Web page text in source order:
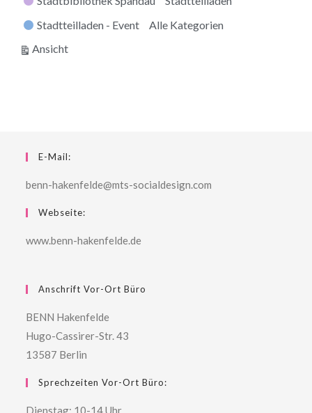
Stadtteilladen - Event
Alle Kategorien
Ansichtausdrucken
E-Mail:
benn-hakenfelde@mts-socialdesign.com
Webseite:
www.benn-hakenfelde.de
Anschrift Vor-Ort Büro
BENN Hakenfelde
Hugo-Cassirer-Str. 43
13587 Berlin
Sprechzeiten Vor-Ort Büro:
Dienstag: 10-14 Uhr